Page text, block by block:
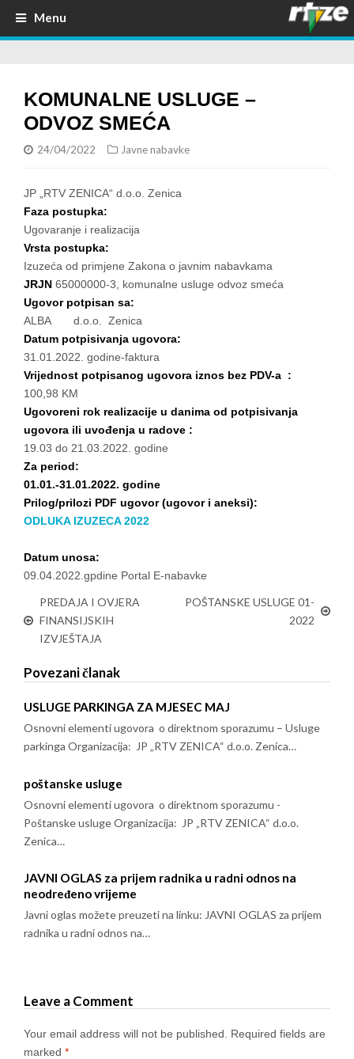
Menu
KOMUNALNE USLUGE –
ODVOZ SMEĆA
24/04/2022 Javne nabavke
JP „RTV ZENICA“ d.o.o. Zenica
Faza postupka:
Ugovaranje i realizacija
Vrsta postupka:
Izuzeća od primjene Zakona o javnim nabavkama
JRJN 65000000-3, komunalne usluge odvoz smeća
Ugovor potpisan sa:
ALBA d.o.o. Zenica
Datum potpisivanja ugovora:
31.01.2022. godine-faktura
Vrijednost potpisanog ugovora iznos bez PDV-a :
100,98 KM
Ugovoreni rok realizacije u danima od potpisivanja
ugovora ili uvođenja u radove :
19.03 do 21.03.2022. godine
Za period:
01.01.-31.01.2022. godine
Prilog/prilozi PDF ugovor (ugovor i aneksi):
ODLUKA IZUZECA 2022
Datum unosa:
09.04.2022.gpdine Portal E-nabavke
PREDAJA I OVJERA
FINANSIJSKIH
IZVJEŠTAJA
POŠTANSKE USLUGE 01-
2022
Povezani članak
USLUGE PARKINGA ZA MJESEC MAJ
Osnovni elementi ugovora o direktnom sporazumu – Usluge
parkinga Organizacija: JP „RTV ZENICA“ d.o.o. Zenica…
poštanske usluge
Osnovni elementi ugovora o direktnom sporazumu -
Poštanske usluge Organizacija: JP „RTV ZENICA“ d.o.o.
Zenica…
JAVNI OGLAS za prijem radnika u radni odnos na
neodređeno vrijeme
Javni oglas možete preuzeti na linku: JAVNI OGLAS za prijem
radnika u radni odnos na…
Leave a Comment
Your email address will not be published.
Required fields are
marked *